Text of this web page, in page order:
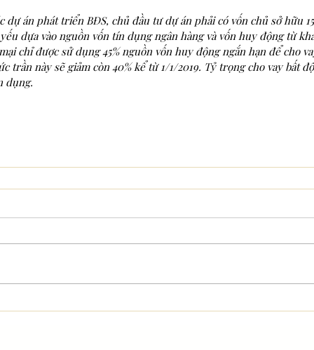
dựa vào nguồn vốn tín dụng ngân hàng và vốn huy động từ
chỉ được sử dụng 45% nguồn vốn huy động ngắn hạn để cho
trần này sẽ giảm còn 40% kể từ 1/1/2019. Tỷ trọng cho vay bất
dụng.